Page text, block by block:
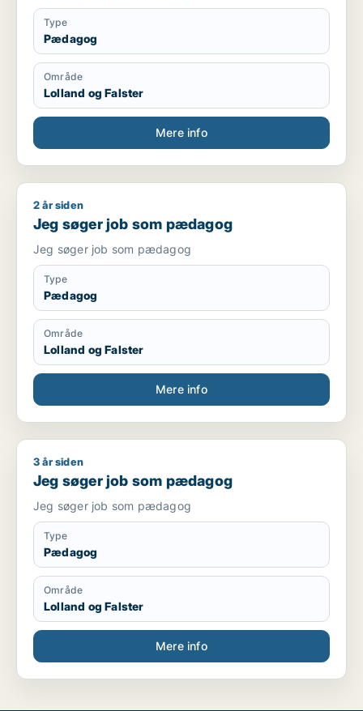
Type
Pædagog
Område
Lolland og Falster
Mere info
Jeg søger job som pædagog
2 år siden
Jeg søger job som pædagog
Jeg søger job som pædagog
Type
Pædagog
Område
Lolland og Falster
Mere info
Jeg søger job som pædagog
3 år siden
Jeg søger job som pædagog
Jeg søger job som pædagog
Type
Pædagog
Område
Lolland og Falster
Mere info